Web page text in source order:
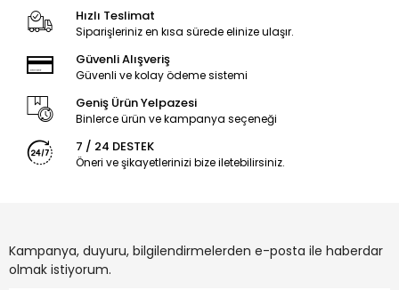
Hızlı Teslimat
Siparişleriniz en kısa sürede elinize ulaşır.
Güvenli Alışveriş
Güvenli ve kolay ödeme sistemi
Geniş Ürün Yelpazesi
Binlerce ürün ve kampanya seçeneği
7 / 24 DESTEK
Öneri ve şikayetlerinizi bize iletebilirsiniz.
Kampanya, duyuru, bilgilendirmelerden e-posta ile haberdar
olmak istiyorum.